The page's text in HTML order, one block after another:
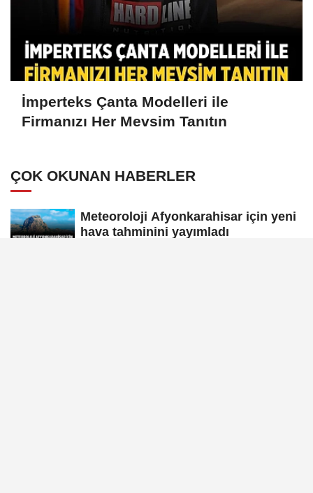
İmperteks Çanta Modelleri ile
Firmanızı Her Mevsim Tanıtın
ÇOK OKUNAN HABERLER
Meteoroloji Afyonkarahisar için yeni
hava tahminini yayımladı